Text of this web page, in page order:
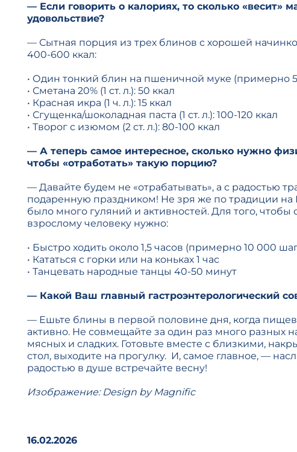
— Если говорить о калориях, то сколько «весит»
удовольствие?
— Сытная порция из трех блинов с хорошей
400-600 ккал:
• Один тонкий блин на пшеничной муке (примерно
• Сметана 20% (1 ст. л.): 50 ккал
• Красная икра (1 ч. л.): 15 ккал
• Сгущенка/шоколадная паста (1 ст. л.): 100-120 ккал
• Творог с изюмом (2 ст. л.): 80-100 ккал
— А теперь самое интересное, сколько нужно
чтобы «отработать» такую порцию?
— Давайте будем не «отрабатывать», а с радостью
подаренную праздником! Не зря же по традиции на
было много гуляний и активностей. Для того, чтобы
взрослому человеку нужно:
• Быстро ходить около 1,5 часов (примерно 10 000
• Кататься с горки или на коньках 1 час
• Танцевать народные танцы 40-50 минут
— Какой Ваш главный гастроэнтерологический
— Ешьте блины в первой половине дня, когда
активно. Не совмещайте за один раз много разных
мясных и сладких. Готовьте вместе с близкими,
стол, выходите на прогулку. И, самое главное, —
радостью в душе встречайте весну!
Изображение: Design by Magnific
16.02.2026